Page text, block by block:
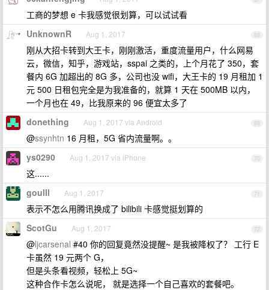
工商的梦想 e 卡我感觉很划算，可以试试看
68
UnknownR Aug 1, 2017
刚从大招卡转到大王卡，刚刚激活，重度流量用户，什么网易
云，微信，知乎，游戏站，sspai 之类的，上个月花了 350，套
餐内 6G 加超出的 8G 多，公司也没 wifi，大王卡的 19 月租加 1
元 500 日租包完全是为我准备的，就算 1 天在 500MB 以内，
一个月也在 49，比我原来的 96 便宜太多了
69
donething Aug 1, 2017 via Android
@ssynhtn 16 月租，5G 省内流量啊。。
70
ys0290 Aug 1, 2017 via iPhone
这......
71
goulll Aug 1, 2017
表示不怎么用腾讯换成了 bilibili 卡感觉挺划算的
72
ScotGu Aug 1, 2017
@ljcarsenal #40 你的回复竟然没提醒~ 是我被降权了？ 工行 E
卡虽然 19 元两个 G，
但是头条看视频，轻松上 5G~
这种合作卡怎么说呢， 就是选择一个自己喜欢的套餐吧。